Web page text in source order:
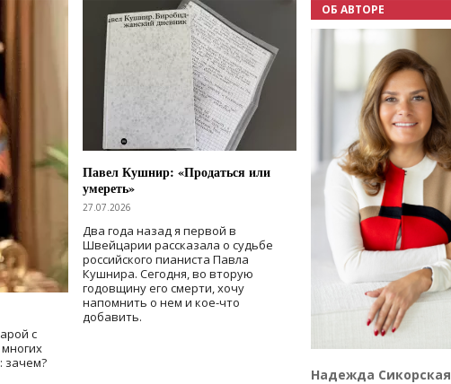
с
зачем?
Павел Кушнир: «Продаться или
умереть»
27.07.2026
Два года назад я первой в
Швейцарии рассказала о судьбе
российского пианиста Павла
Кушнира. Сегодня, во вторую
годовщину его смерти, хочу
напомнить о нем и кое-что
добавить.
ОБ АВТОРЕ
Надежда Сикорская